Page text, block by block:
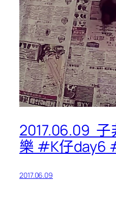
2017.06.09
樂 #K仔day6
2017.06.09